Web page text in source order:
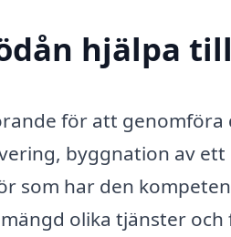
hjälpa
för att
byggnation av ett
som har den
olika tjänster